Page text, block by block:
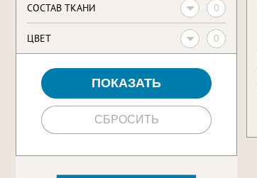
CОСТАВ ТКАНИ 0
ЦВЕТ 0